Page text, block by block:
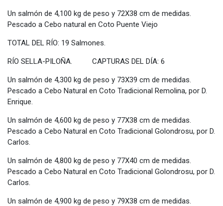
Un salmón de 4,100 kg de peso y 72X38 cm de medidas.
Pescado a Cebo natural en Coto Puente Viejo
TOTAL DEL RÍO: 19 Salmones.
RÍO SELLA-PILOÑA. CAPTURAS DEL DÍA: 6
Un salmón de 4,300 kg de peso y 73X39 cm de medidas.
Pescado a Cebo Natural en Coto Tradicional Remolina, por D.
Enrique.
Un salmón de 4,600 kg de peso y 77X38 cm de medidas.
Pescado a Cebo Natural en Coto Tradicional Golondrosu, por D.
Carlos.
Un salmón de 4,800 kg de peso y 77X40 cm de medidas.
Pescado a Cebo Natural en Coto Tradicional Golondrosu, por D.
Carlos.
Un salmón de 4,900 kg de peso y 79X38 cm de medidas.